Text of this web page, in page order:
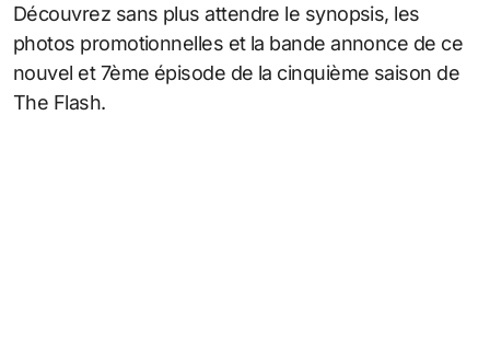
Découvrez sans plus attendre le synopsis, les
photos promotionnelles et la bande annonce de ce
nouvel et 7ème épisode de la cinquième saison de
The Flash.